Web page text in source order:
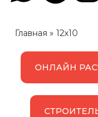
Главная » 12x10
ОНЛАЙН